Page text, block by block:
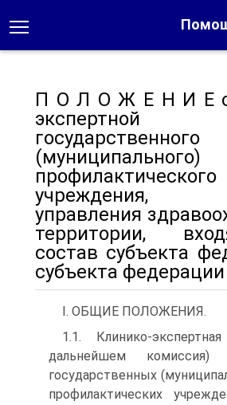
П О Л О Ж Е Н И Е о
экспертной
государственного
профилактического
учреждения,
управления
территории,
состав субъекта
субъекта федерации
I. ОБЩИЕ ПОЛОЖЕНИЯ.
1.1. Клинико-
дальнейшем комиссия)
государственных
профилактических